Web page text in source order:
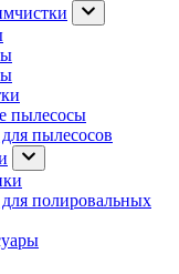
пылесосы
пылесосов
полировальных